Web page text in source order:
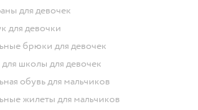
для девочек
для девочки
брюки для девочек
для школы для девочек
обувь для мальчиков
жилеты для мальчиков